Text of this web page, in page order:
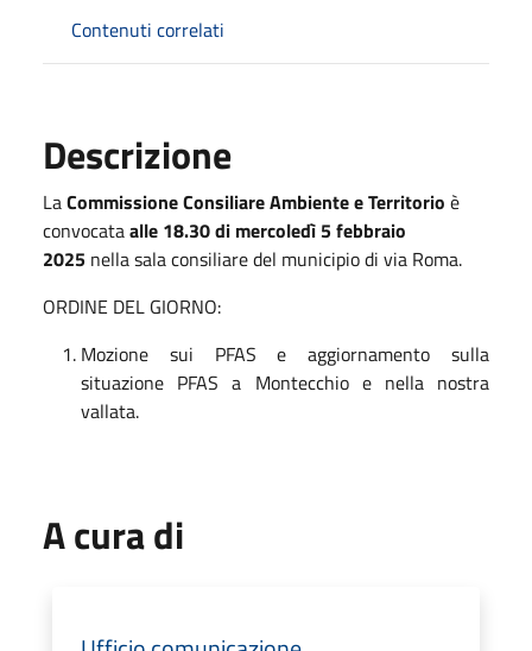
Contenuti correlati
Descrizione
LaCommissione Consiliare Ambiente e Territorio è
convocataalle 18.30 di mercoledì 5 febbraio
2025 nella sala consiliare del municipio di via Roma.
ORDINE DEL GIORNO:
Mozione sui PFAS e aggiornamento sulla
situazione PFAS a Montecchio e nella nostra
vallata.
A cura di